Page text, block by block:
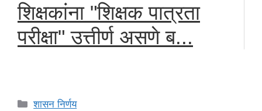
शिक्षकांना "शिक्षक पात्रता
परीक्षा" उत्तीर्ण असणे ब...
Categories
शासन निर्णय